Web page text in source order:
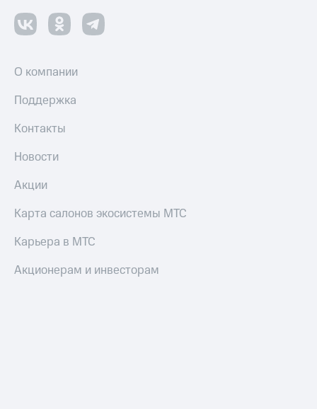
О компании
Поддержка
Контакты
Новости
Акции
Карта салонов экосистемы МТС
Карьера в МТС
Акционерам и инвесторам